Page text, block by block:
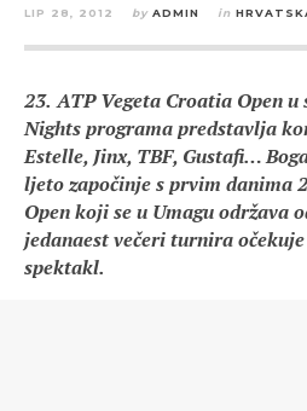
LIP 28, 2012 by ADMIN in
23. ATP Vegeta Croatia Open
Nights programa predstavlja
Estelle, Jinx, TBF, Gustafi…
ljeto započinje s prvim danima
Open koji se u Umagu održava
jedanaest večeri turnira
spektakl.